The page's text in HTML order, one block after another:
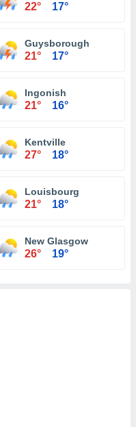
22° 17°
Guysborough
21° 17°
Ingonish
21° 16°
Kentville
27° 18°
Louisbourg
21° 18°
New Glasgow
26° 19°